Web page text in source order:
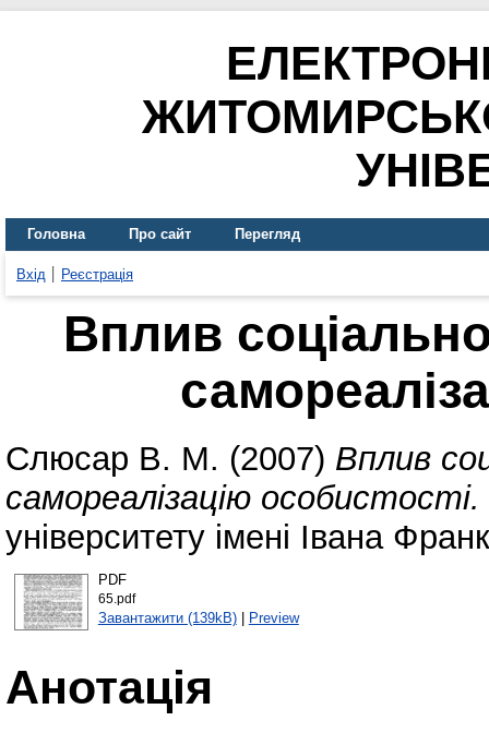
Головна Про сайт Перегляд
Вхід Реєстрація
Вплив
Слюсар В. М. (2007) Вплив
самореалізацію особистості.
університету імені Івана
PDF
65.pdf
Завантажити (139kB)| Preview
Анотація